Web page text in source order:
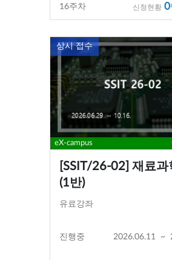
16주차 신청현황 0
상시 접수
eX-campus
[SSIT/26-02] 재료과
(1반)
유료강좌
진행중 2026.06.11 ~